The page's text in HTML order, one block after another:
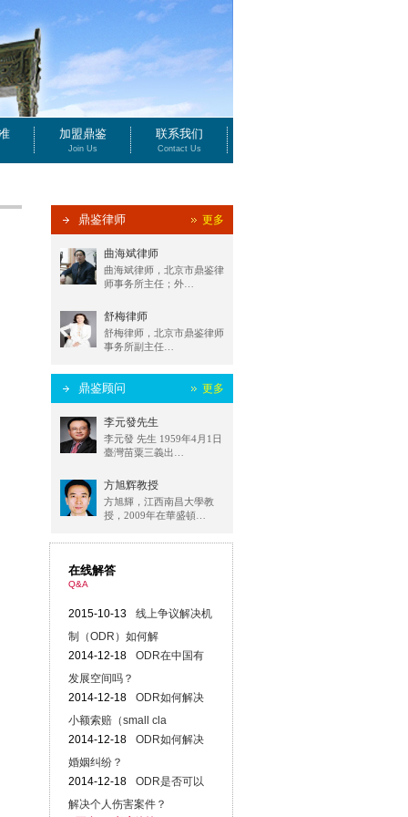
加盟鼎鉴
Join Us
联系我们
Contact Us
鼎鉴律师 更多
曲海斌律师
曲海斌律师，北京市鼎鉴律
师事务所主任；外…
舒梅律师
舒梅律师，北京市鼎鉴律师
事务所副主任…
鼎鉴顾问 更多
李元發先生
李元發 先生 1959年4月1日
臺灣苗粟三義出…
方旭辉教授
方旭輝，江西南昌大學教
授，2009年在華盛頓…
在线解答
Q&A
2015-10-13
线上争议解决机
制（ODR）如何解
2014-12-18
ODR在中国有
发展空间吗？
2014-12-18
ODR如何解决
小额索赔（small cla
2014-12-18
ODR如何解决
婚姻纠纷？
2014-12-18
ODR是否可以
解决个人伤害案件？